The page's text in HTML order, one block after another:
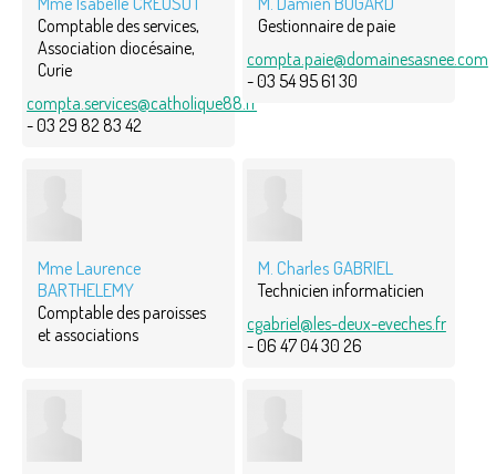
Comptable des services,
Association diocésaine,
Curie
compta.services@catholique88.fr
- 03 29 82 83 42
Gestionnaire de paie
compta.paie@domainesasnee.com
- 03 54 95 61 30
Mme Laurence
BARTHELEMY
Comptable des paroisses
et associations
M. Charles GABRIEL
Technicien informaticien
cgabriel@les-deux-eveches.fr
- 06 47 04 30 26